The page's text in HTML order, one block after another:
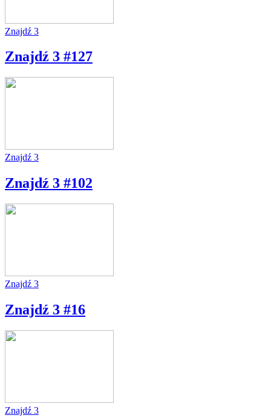
Znajdź 3
Znajdź 3 #127
Znajdź 3
Znajdź 3 #102
Znajdź 3
Znajdź 3 #16
Znajdź 3